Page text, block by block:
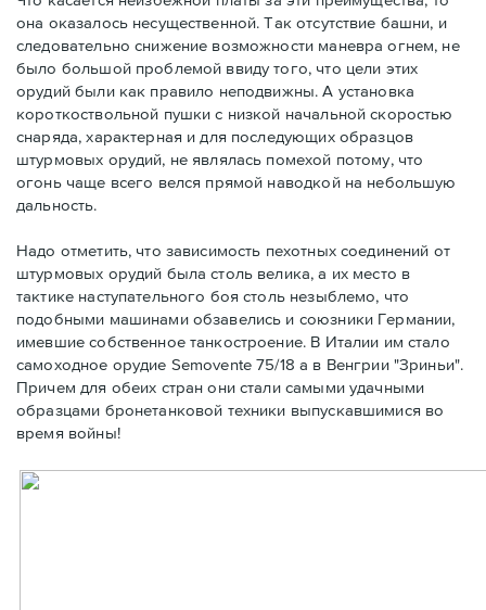
она оказалось несущественной. Так отсутствие башни, и
следовательно снижение возможности маневра огнем, не
было большой проблемой ввиду того, что цели этих
орудий были как правило неподвижны. А установка
короткоствольной пушки с низкой начальной скоростью
снаряда, характерная и для последующих образцов
штурмовых орудий, не являлась помехой потому, что
огонь чаще всего велся прямой наводкой на небольшую
дальность.
Надо отметить, что зависимость пехотных соединений от
штурмовых орудий была столь велика, а их место в
тактике наступательного боя столь незыблемо, что
подобными машинами обзавелись и союзники Германии,
имевшие собственное танкостроение. В Италии им стало
самоходное орудие Semovente 75/18 а в Венгрии "Зриньи".
Причем для обеих стран они стали самыми удачными
образцами бронетанковой техники выпускавшимися во
время войны!